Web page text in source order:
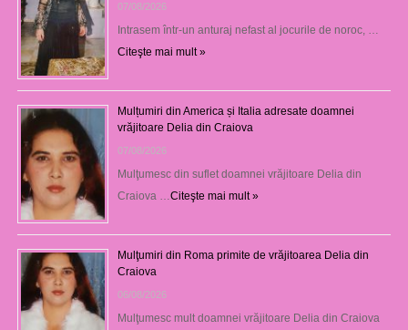
07/08/2026
Intrasem într-un anturaj nefast al jocurile de noroc, …
Citeşte mai mult »
Mulțumiri din America și Italia adresate doamnei
vrăjitoare Delia din Craiova
07/08/2026
Mulţumesc din suflet doamnei vrăjitoare Delia din
Craiova …Citeşte mai mult »
Mulţumiri din Roma primite de vrăjitoarea Delia din
Craiova
06/08/2026
Mulţumesc mult doamnei vrăjitoare Delia din Craiova